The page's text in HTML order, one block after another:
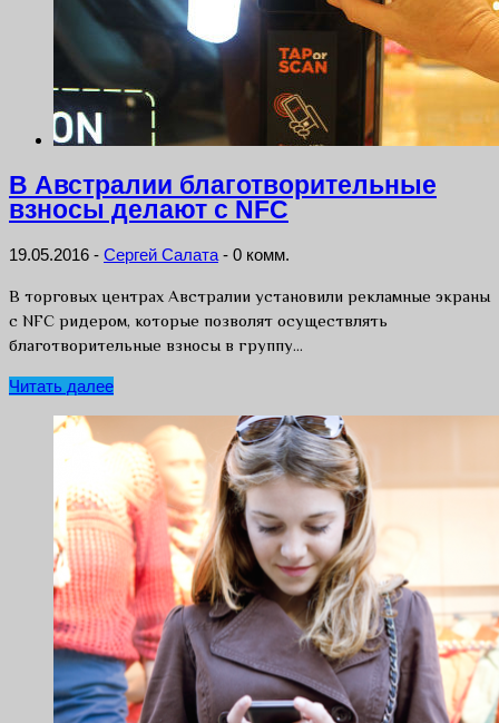
В Австралии благотворительные
взносы делают c NFC
19.05.2016 - Сергей Салата - 0 комм.
В торговых центрах Австралии установили рекламные экраны
c NFC ридером, которые позволят осуществлять
благотворительные взносы в группу…
Читать далее